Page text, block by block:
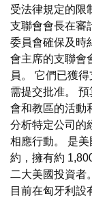
受法律規定的限
支聯會會長在審
委員會確保及時
會主席的支聯會
員。 它們已獲
需提交批准。
會和教區的活動
分析特定公司的
相應行動。 是
約，擁有約
二大美國投資者
目前在匈牙利設